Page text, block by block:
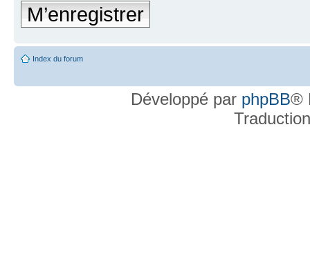
M’enregistrer
Index du forum
Développé par phpBB®